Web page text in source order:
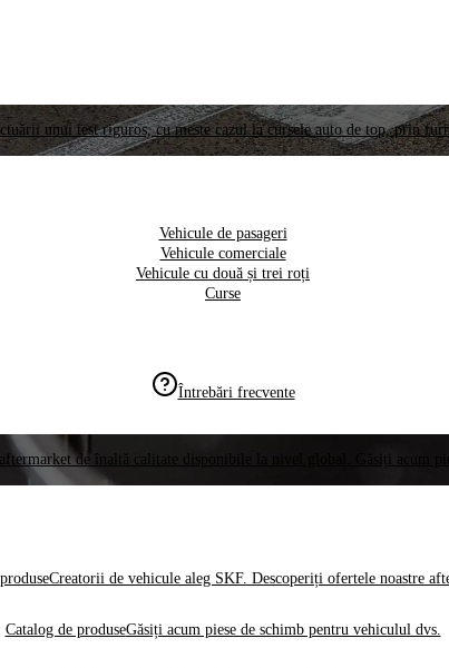
unui test riguros, cu meste cazul la cursele auto de top, prin
Vehicule de pasageri
Vehicule comerciale
Vehicule cu două și trei roți
Curse
Întrebări frecvente
de înaltă calitate disponibile la nivel global. Găsiți acum
Creatorii de vehicule aleg SKF. Descoperiți ofertele noastre
Catalog de produseGăsiți acum piese de schimb pentru vehiculul dvs.